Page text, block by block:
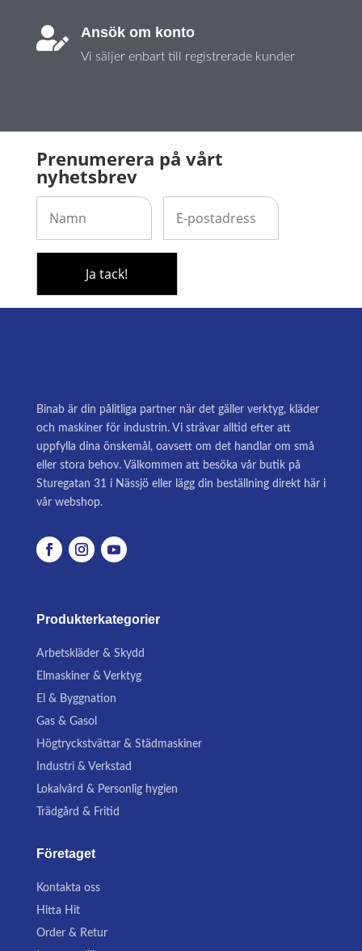
 Ansök om konto
Vi säljer enbart till registrerade kunder
Prenumerera på vårt
nyhetsbrev
Binab är din pålitliga partner när det gäller verktyg, kläder
och maskiner för industrin. Vi strävar alltid efter att
uppfylla dina önskemål, oavsett om det handlar om små
eller stora behov. Välkommen att besöka vår butik på
Sturegatan 31 i Nässjö eller lägg din beställning direkt här i
vår webshop.
Produkterkategorier
Arbetskläder & Skydd
Elmaskiner & Verktyg
El & Byggnation
Gas & Gasol
Högtryckstvättar & Städmaskiner
Industri & Verkstad
Lokalvård & Personlig hygien
Trädgård & Fritid
Företaget
Kontakta oss
Hitta Hit
Order & Retur